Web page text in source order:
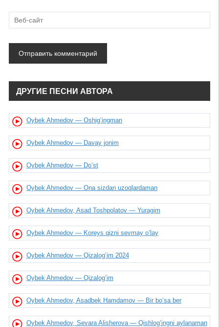
ДРУГИЕ ПЕСНИ АВТОРА
Oybek Ahmedov — Oshig’ingman
Oybek Ahmedov — Davay jonim
Oybek Ahmedov — Do’st
Oybek Ahmedov — Ona sizdan uzoqlardaman
Oybek Ahmedov, Asad Toshpolatov — Yuragim
Oybek Ahmedov — Koreys qizni sevmay o’lay
Oybek Ahmedov — Qizalog’im 2024
Oybek Ahmedov — Qizalog’im
Oybek Ahmedov, Asadbek Hamdamov — Bir bo’sa ber
Oybek Ahmedov, Sevara Alisherova — Qishlog’ingni aylanaman